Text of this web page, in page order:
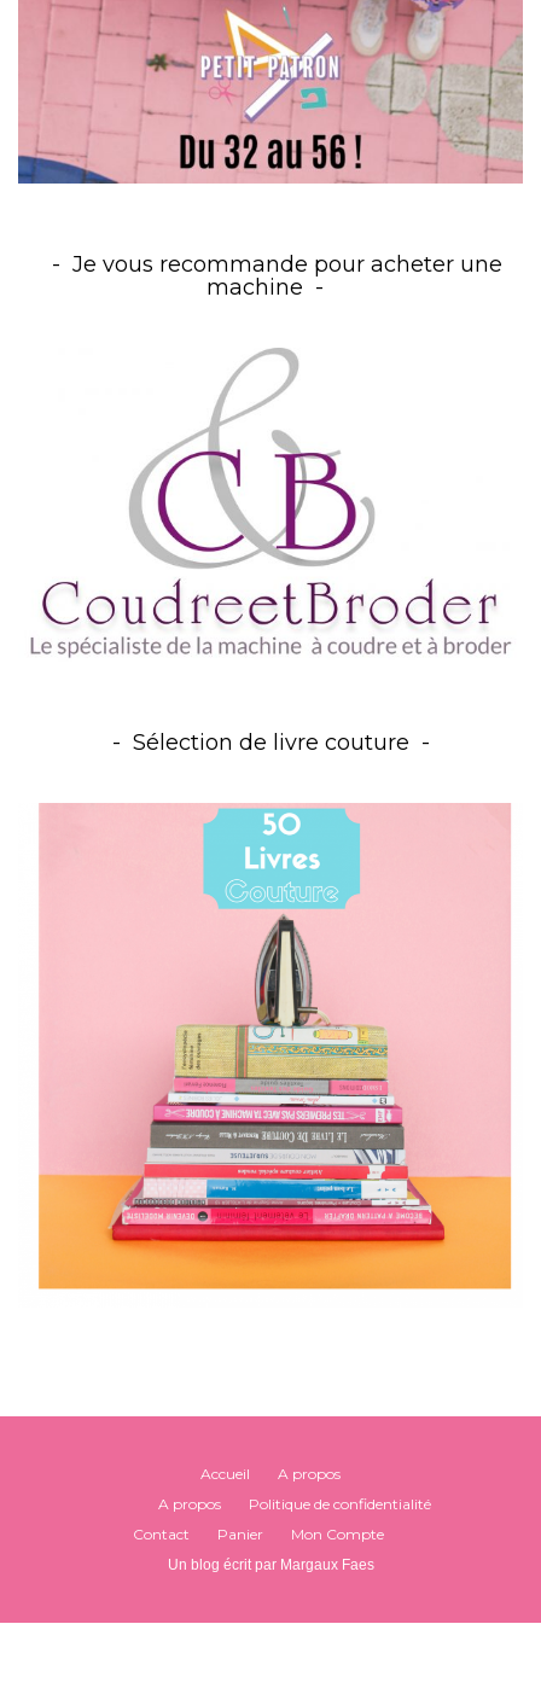
Je vous recommande pour acheter une
machine
Sélection de livre couture
Accueil
A propos
A propos
Politique de confidentialité
Contact
Panier Mon Compte
Un blog écrit par Margaux Faes